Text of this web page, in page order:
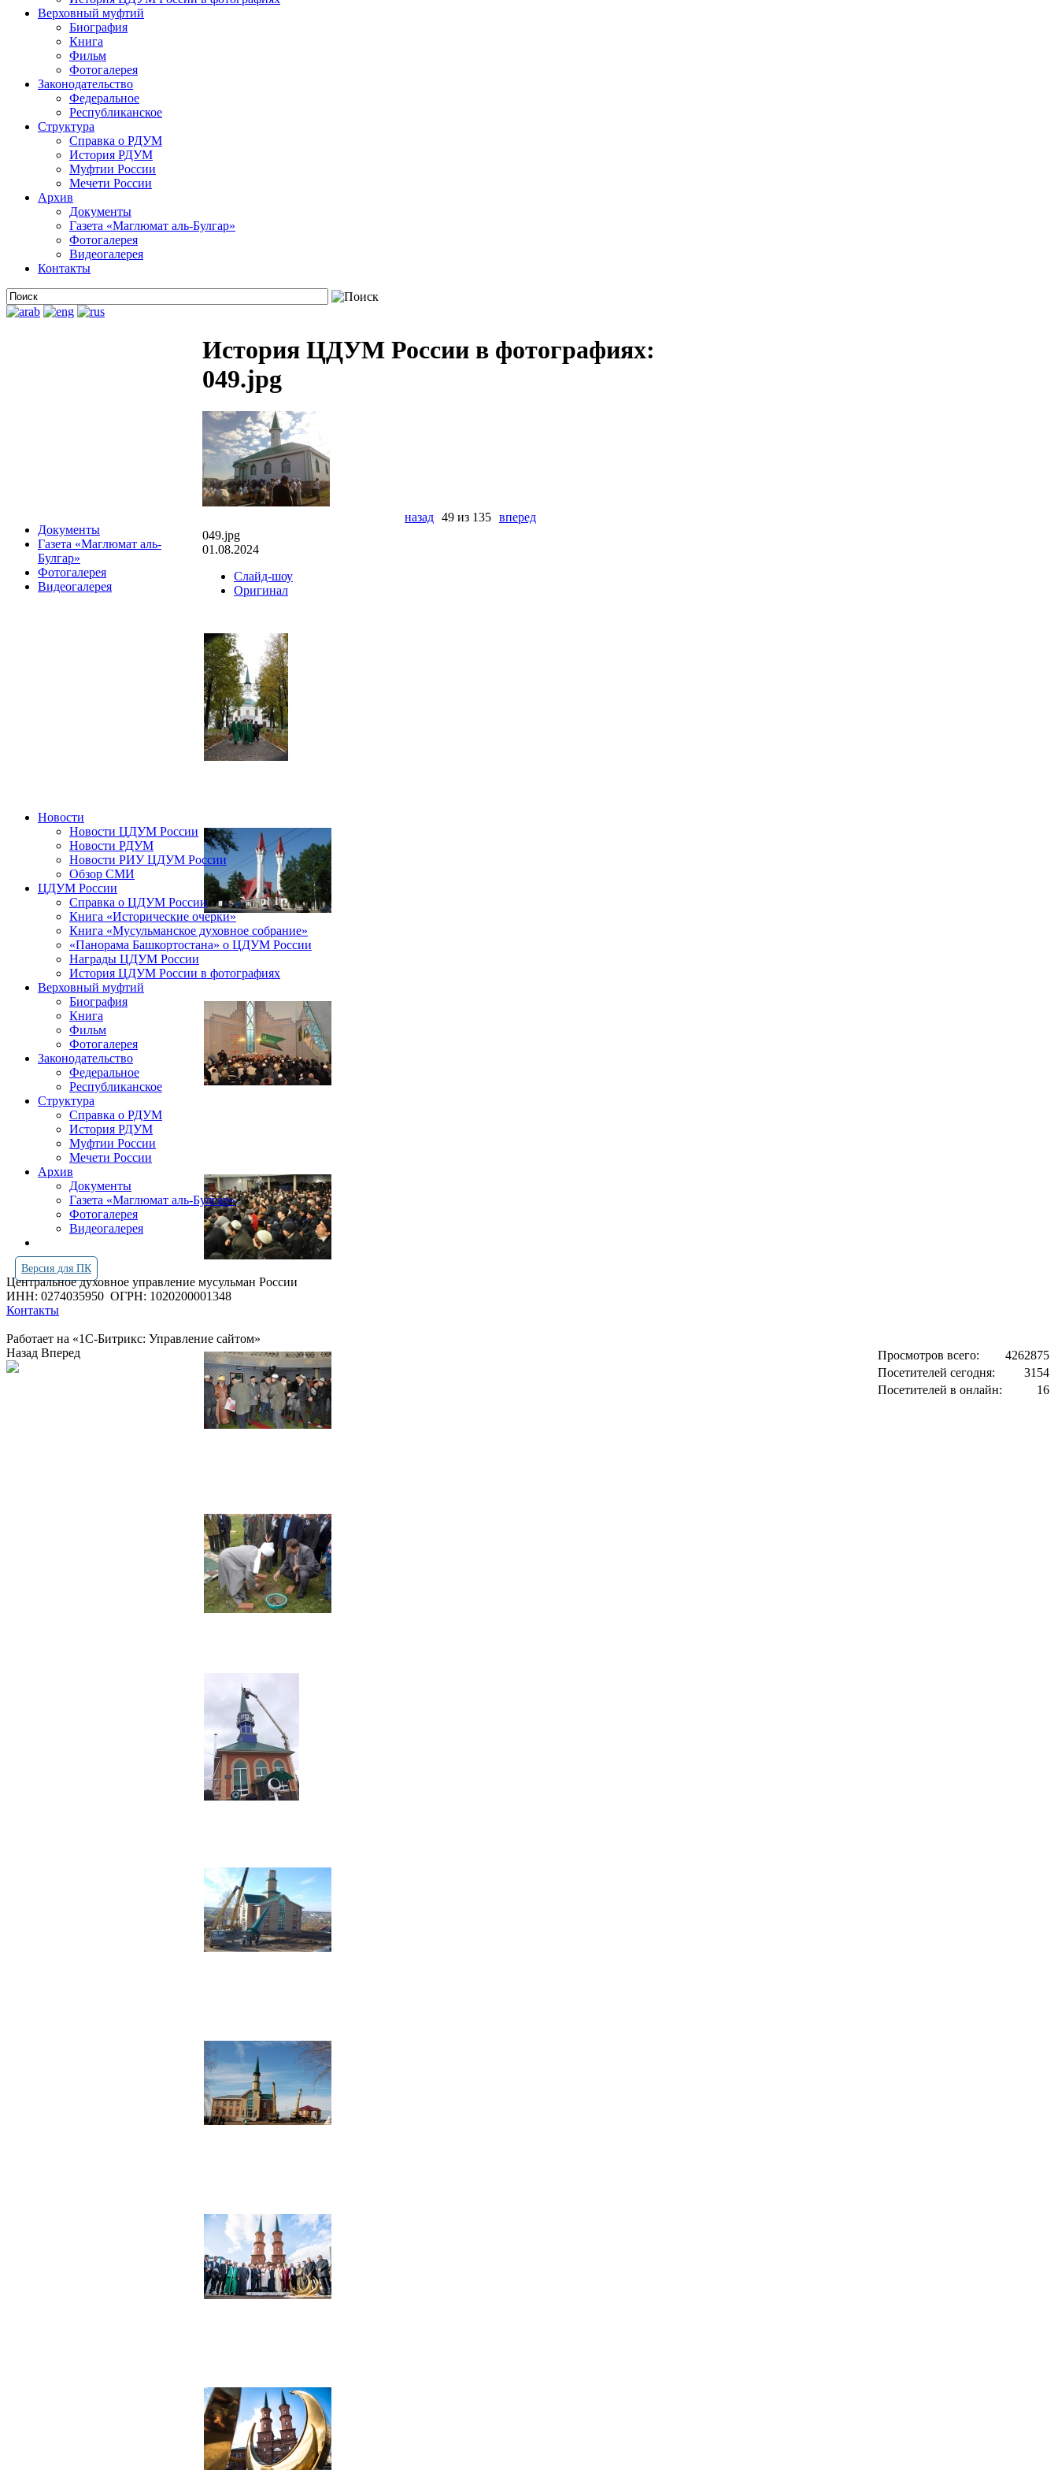
Верховный муфтий
Биография
Книга
Фильм
Фотогалерея
Законодательство
Федеральное
Республиканское
Структура
Справка о РДУМ
История РДУМ
Муфтии России
Мечети России
Архив
Документы
Газета «Маглюмат аль-Булгар»
Фотогалерея
Видеогалерея
Контакты
Документы
Газета «Маглюмат аль-
Булгар»
Фотогалерея
Видеогалерея
История ЦДУМ России в фотографиях:
049.jpg
назад 49 из 135 вперед
049.jpg
01.08.2024
Слайд-шоу
Оригинал
Новости
Новости ЦДУМ России
Новости РДУМ
Новости РИУ ЦДУМ России
Обзор СМИ
ЦДУМ России
Справка о ЦДУМ России
Книга «Исторические очерки»
Книга «Мусульманское духовное собрание»
«Панорама Башкортостана» о ЦДУМ России
Награды ЦДУМ России
История ЦДУМ России в фотографиях
Верховный муфтий
Биография
Книга
Фильм
Фотогалерея
Законодательство
Федеральное
Республиканское
Структура
Справка о РДУМ
История РДУМ
Муфтии России
Мечети России
Архив
Документы
Газета «Маглюмат аль-Булгар»
Фотогалерея
Видеогалерея
Версия для ПК
Центральное духовное управление мусульман России
ИНН: 0274035950 ОГРН: 1020200001348
Контакты
Работает на «1С-Битрикс: Управление сайтом»
Просмотров всего:
4262875
Посетителей сегодня:
3154
Посетителей в онлайн:
16
Назад Вперед